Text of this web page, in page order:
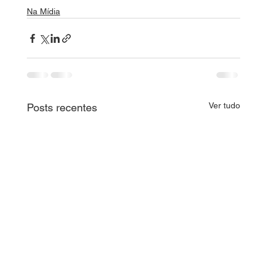
Na Mídia
Posts recentes Ver tudo